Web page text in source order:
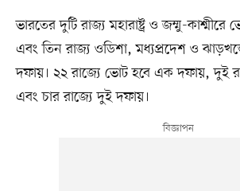
ভারতের দুটি রাজ্য মহারাষ্ট্র ও জম্মু-
এবং তিন রাজ্য ওডিশা, মধ্যপ্রদেশ ও
দফায়। ২২ রাজ্যে ভোট হবে এক দফায়, দুই
এবং চার রাজ্যে দুই দফায়।